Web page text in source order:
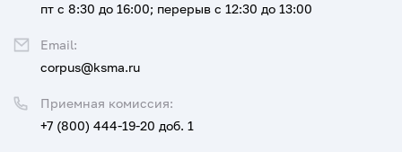
Приемная комиссия:
+7 (800) 444-19-20 доб. 1
пт с 8:30 до 16:00; перерыв с 12:30 до 13:00
Email:
corpus@ksma.ru